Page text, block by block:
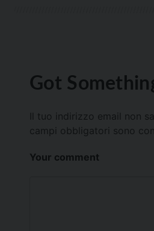
Got
Il tuo indirizzo email non
campi obbligatori sono
Your comment